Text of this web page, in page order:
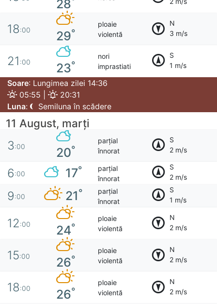
28
18:00 29°
ploaie
violentă
N
3 m/s
21 :00 23°
nori
imprastiati
S
1 m/s
Soare: Lungimea zilei 14:36
05:55 |
20:31
Luna: Semiluna în scădere
11 August, marţi
3:00 20°
parțial
înnorat
S
2 m/s
6:00 17°
parțial
înnorat
S
2 m/s
9:00 21°
parțial
înnorat
S
1 m/s
12:00 24°
ploaie
violentă
N
2 m/s
15:00 26°
ploaie
violentă
N
2 m/s
18:00 26°
ploaie
violentă
N
2 m/s